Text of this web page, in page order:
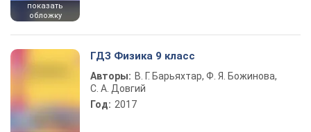
показать
обложку
ГДЗ Физика 9 класс
Авторы: В. Г. Барьяхтар, Ф. Я. Божинова,
С. А. Довгий
Год: 2017